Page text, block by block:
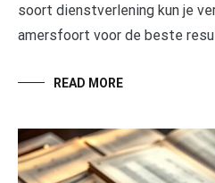
soort dienstverlening kun je
amersfoort voor de beste
READ MORE